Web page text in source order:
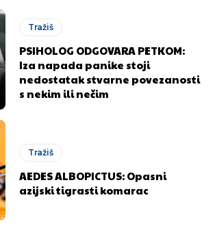
priču da živi!
da vam se zahvalimo što ste
Vašu priču da živi, Redakcija
priču da živi!
da vam se zahvalimo što ste
Vašu priču da živi, Redakcija
Tražiš
PSIHOLOG ODGOVARA PETKOM:
Iza napada panike stoji
nedostatak stvarne povezanosti
s nekim ili nečim
Tražiš
AEDES ALBOPICTUS: Opasni
azijski tigrasti komarac